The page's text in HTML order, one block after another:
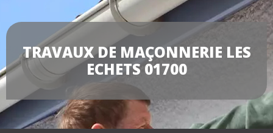
TRAVAUX DE MAÇONNERIE LES
ECHETS 01700